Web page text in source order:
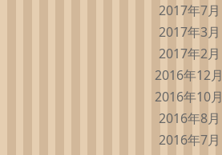
2017年7月
2017年3月
2017年2月
2016年12月
2016年10月
2016年8月
2016年7月